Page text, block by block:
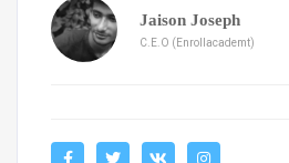
Jaison Joseph
C.E.O (Enrollacademt)